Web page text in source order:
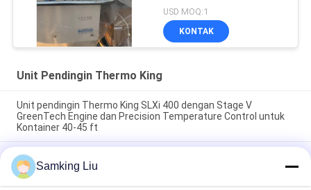
mesin diesel dengan
siaga listrik buatan China
USD MOQ:1
KONTAK
Unit Pendingin Thermo King
Unit pendingin Thermo King SLXi 400 dengan Stage V
GreenTech Engine dan Precision Temperature Control untuk
Kontainer 40-45 ft
model Legend L-1880 30/50 THERMO KING unit pendingin
trailer baru pasar Asia Pasifik ekonomi bahan bakar yang lebih
baik dan kinerja pendingin yang lebih kuat
Samking Liu